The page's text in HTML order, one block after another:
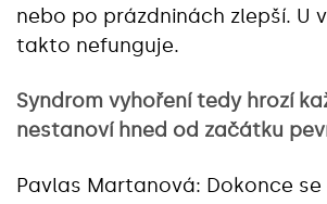
nebo po prázdninách zlepší. U
takto nefunguje.
Syndrom vyhoření tedy hrozí
nestanoví hned od začátku
Pavlas Martanová: Dokonce